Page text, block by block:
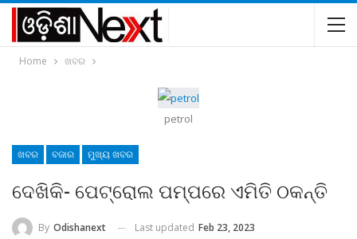
Home ଖବର
petrol
ଖବର ବଜାର ମୁଖ୍ୟ ଖବର
ଦେଖିକି- ପେଟ୍ରୋଲ ପମ୍ପରେ ଏମିତି ଠକନ୍ତି
By Odishanext Last updated Feb 23, 2023